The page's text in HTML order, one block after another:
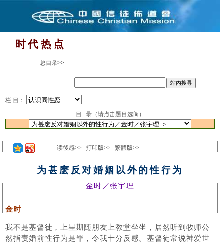
时 代 热 点
总目录>>
栏 目：
目 录（请点击题目选阅）
读後感>> 打印版>> 繁體版>>
为甚麽反对婚姻以外的性行为
金时／张宇理
金时
我不是基督徒，上星期随朋友上教堂坐坐，居然听到牧师公
然指责婚前性行为是罪，令我十分反感。基督徒常说神爱世